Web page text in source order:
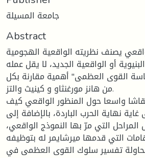
جامعة المسيلة
Abstract
يصنف نظريته الواقعية الهجومية
أو الواقعية الجديد، لا يقل عمله
القوى العظمى" أهمية مقارنة بكل
من هانز مورغنثاو و كينيث والتز.
واسعا حول المنظور الواقعي كيف
نهاية الحرب الباردة، بالإضافة إلى
التي مرّ بها النموذج الواقعي،
التي قدمها ميرشايمر له بتوظيفه
تفسير سلوك القوى العظمى في